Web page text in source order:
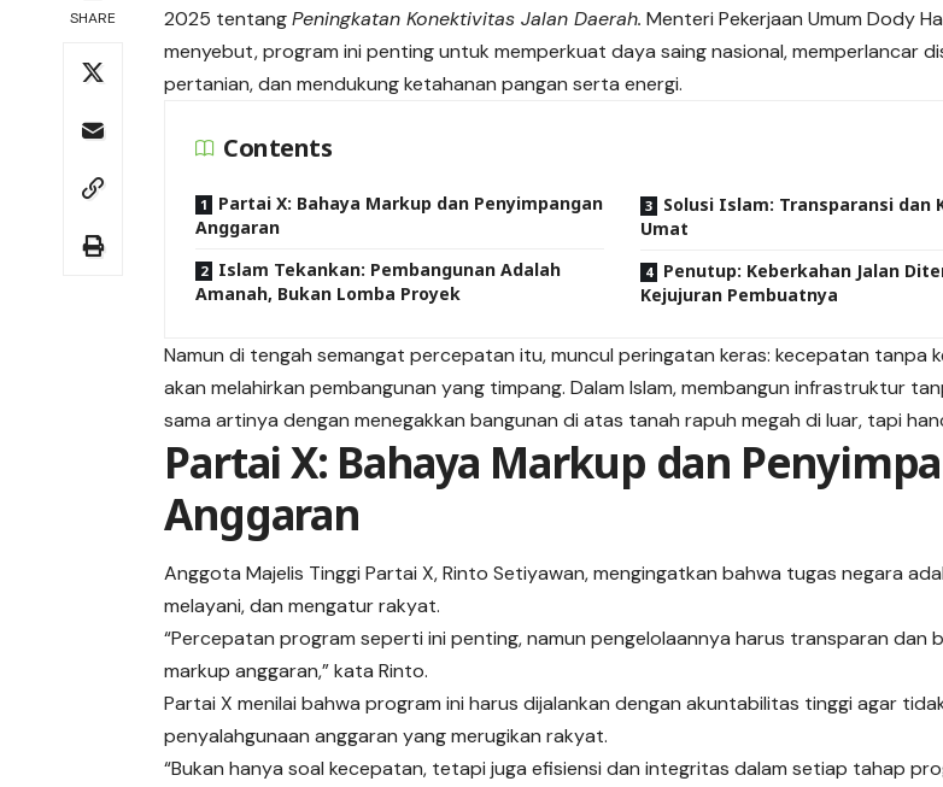
SHARE
2025 tentangPeningkatan Konektivitas Jalan Daerah. Menteri Pekerjaan Umum Dody
menyebut, program ini penting untuk memperkuat daya saing nasional, memperlancar
pertanian, dan mendukung ketahanan pangan serta energi.
Contents
Partai X: Bahaya Markup dan Penyimpangan
Anggaran
Islam Tekankan: Pembangunan Adalah
Amanah, Bukan Lomba Proyek
Solusi Islam: Transparansi dan
Umat
Penutup: Keberkahan Jalan
Kejujuran Pembuatnya
Namun di tengah semangat percepatan itu, muncul peringatan keras: kecepatan tanpa
akan melahirkan pembangunan yang timpang. Dalam Islam, membangun infrastruktur
sama artinya dengan menegakkan bangunan di atas tanah rapuh megah di luar, tapi
Partai X: Bahaya Markup dan
Anggaran
Anggota Majelis Tinggi Partai X, Rinto Setiyawan, mengingatkan bahwa tugas negara
melayani, dan mengatur rakyat.
“Percepatan program seperti ini penting, namun pengelolaannya harus transparan dan
markup anggaran,” kata Rinto.
Partai X menilai bahwa program ini harus dijalankan dengan akuntabilitas tinggi agar
penyalahgunaan anggaran yang merugikan rakyat.
“Bukan hanya soal kecepatan, tetapi juga efisiensi dan integritas dalam setiap tahap